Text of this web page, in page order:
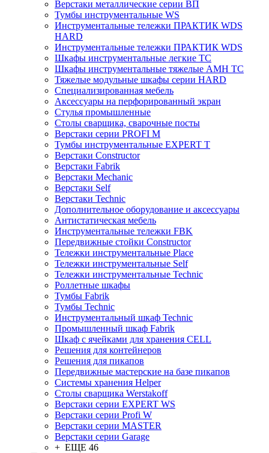
Верстаки металлические серии ВП
Тумбы инструментальные WS
Инструментальные тележки ПРАКТИК WDS
HARD
Инструментальные тележки ПРАКТИК WDS
Шкафы инструментальные легкие ТС
Шкафы инструментальные тяжелые AMH TC
Тяжелые модульные шкафы серии HARD
Cпециализированная мебель
Аксессуары на перфорированный экран
Стулья промышленные
Столы сварщика, сварочные посты
Верстаки серии PROFI M
Тумбы инструментальные EXPERT T
Верстаки Constructor
Верстаки Fabrik
Верстаки Mechanic
Верстаки Self
Верстаки Technic
Дополнительное оборудование и аксессуары
Антистатическая мебель
Инструментальные тележки FBK
Передвижные стойки Constructor
Тележки инструментальные Place
Тележки инструментальные Self
Тележки инструментальные Technic
Роллетные шкафы
Тумбы Fabrik
Тумбы Technic
Инструментальный шкаф Technic
Промышленный шкаф Fabrik
Шкаф с ячейками для хранения CELL
Решения для контейнеров
Решения для пикапов
Передвижные мастерские на базе пикапов
Системы хранения Helper
Столы сварщика Werstakoff
Верстаки серии EXPERT WS
Верстаки серии Profi W
Верстаки серии MASTER
Верстаки серии Garage
+ ЕЩЕ 46